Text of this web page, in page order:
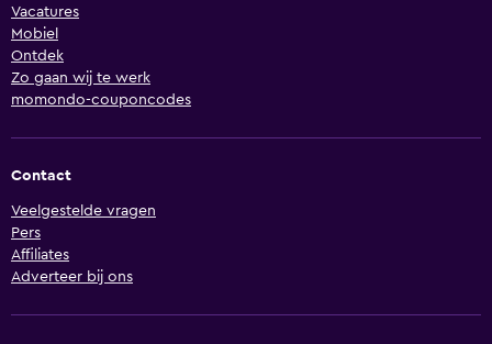
Vacatures
Mobiel
Ontdek
Zo gaan wij te werk
momondo-couponcodes
Contact
Veelgestelde vragen
Pers
Affiliates
Adverteer bij ons